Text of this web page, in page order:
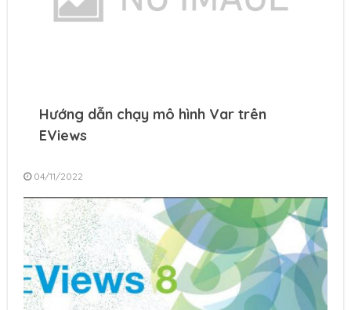
Hướng dẫn chạy mô hình Var trên
EViews
04/11/2022